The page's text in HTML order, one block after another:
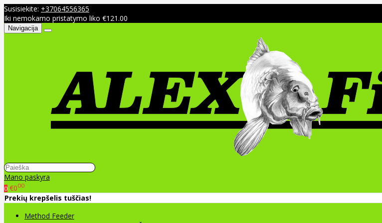
Susisiekite: +37064556365
Iki nemokamo pristatymo liko €121.00
Navigacija
Mano paskyra
0 €000
Prekių krepšelis tuščias!
Method Feeder